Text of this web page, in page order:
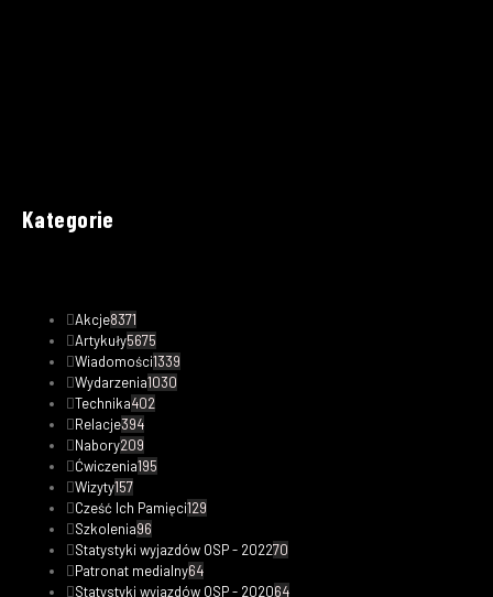
Kategorie
Akcje8371
Artykuły5675
Wiadomości1339
Wydarzenia1030
Technika402
Relacje394
Nabory209
Ćwiczenia195
Wizyty157
Cześć Ich Pamięci129
Szkolenia96
Statystyki wyjazdów OSP - 202270
Patronat medialny64
Statystyki wyjazdów OSP - 202064